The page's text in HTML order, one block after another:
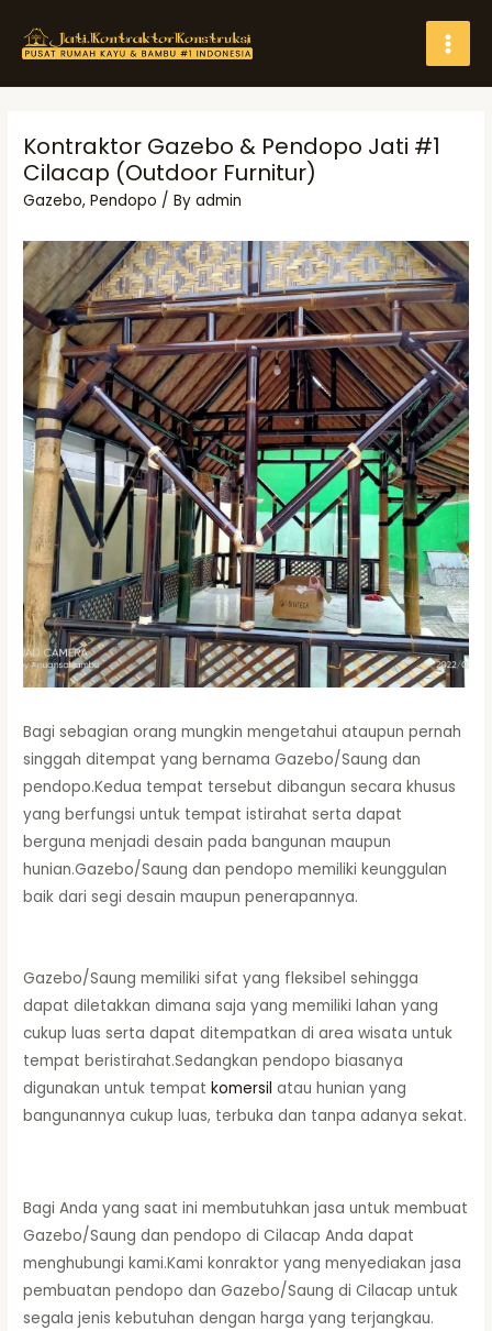
Search
Kontraktor Gazebo & Pendopo Jati #1
Cilacap (Outdoor Furnitur)
Gazebo,Pendopo / Byadmin
Bagi sebagian orang mungkin mengetahui ataupun pernah
singgah ditempat yang bernama Gazebo/Saung dan
pendopo.Kedua tempat tersebut dibangun secara khusus
yang berfungsi untuk tempat istirahat serta dapat
berguna menjadi desain pada bangunan maupun
hunian.Gazebo/Saung dan pendopo memiliki keunggulan
baik dari segi desain maupun penerapannya.
Gazebo/Saung memiliki sifat yang fleksibel sehingga
dapat diletakkan dimana saja yang memiliki lahan yang
cukup luas serta dapat ditempatkan di area wisata untuk
tempat beristirahat.Sedangkan pendopo biasanya
digunakan untuk tempatkomersil atau hunian yang
bangunannya cukup luas, terbuka dan tanpa adanya sekat.
Bagi Anda yang saat ini membutuhkan jasa untuk membuat
Gazebo/Saung dan pendopo di Cilacap Anda dapat
menghubungi kami.Kami konraktor yang menyediakan jasa
pembuatan pendopo dan Gazebo/Saung di Cilacap untuk
segala jenis kebutuhan dengan harga yang terjangkau.